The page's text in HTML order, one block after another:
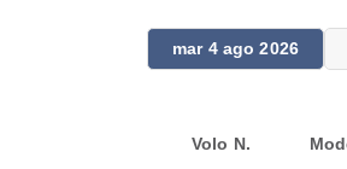
mar 4 ago 2026
Volo N.